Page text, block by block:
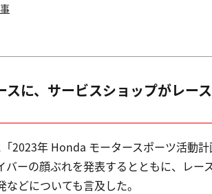
に、サービスショップがレー
2023年 Honda モータースポーツ活動
バーの顔ぶれを発表するとともに、レー
どについても言及した。